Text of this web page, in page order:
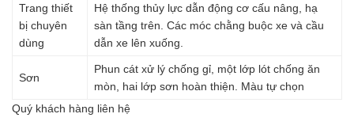
Trang thiết
bị chuyên
dùng
Hệ thống thủy lực dẫn động cơ cấu nâng, hạ
sàn tầng trên. Các móc chằng buộc xe và cầu
dẫn xe lên xuống.
Sơn
Phun cát xử lý chống gỉ, một lớp lót chống ăn
mòn, hai lớp sơn hoàn thiện. Màu tự chọn
Quý khách hàng liên hệ